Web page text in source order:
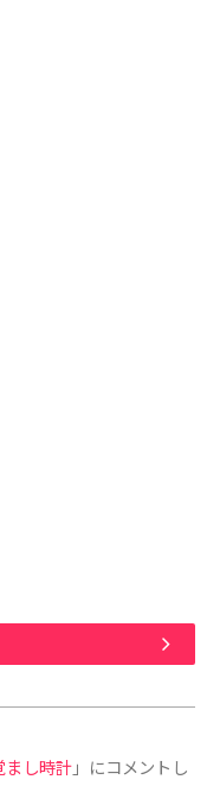
まし時計」にコメントし